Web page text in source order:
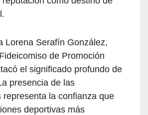
Lorena Serafín González,
de Promoción
el significado profundo de
presencia de las
representa la confianza que
deportivas más